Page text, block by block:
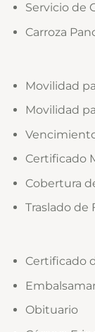
Servicio de
Carroza
Movilidad
Movilidad
Certificado
Cobertura
Traslado de
Certificado
Obituario